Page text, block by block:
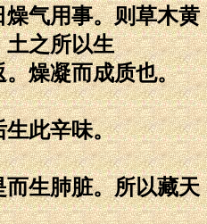
气用事。则草木黄
土之所以生
燥凝而成质也。
生此辛味。
生肺脏。所以藏天